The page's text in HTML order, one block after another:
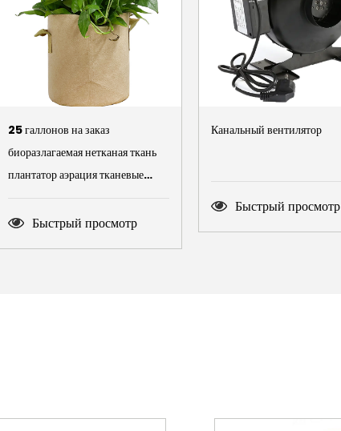
25 галлонов на заказ
биоразлагаемая нетканая ткань
плантатор аэрация тканевые
овощи войлочные мешки для
Быстрый просмотр
Канальный вентилятор
Быстрый просмотр